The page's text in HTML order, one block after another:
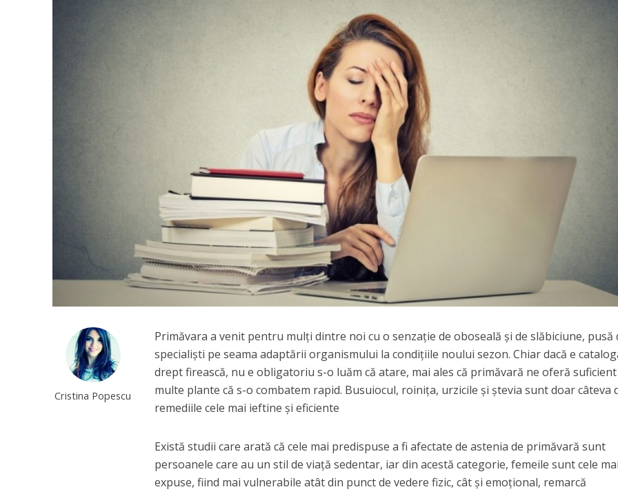
Cristina Popescu
Primăvara a venit pentru mulţi dintre noi cu o senzaţie de oboseală şi de slăbiciune, pusă
specialişti pe seama adaptării organismului la condiţiile noului sezon. Chiar dacă e
drept firească, nu e obligatoriu s-o luăm că atare, mai ales că primăvară ne oferă suficient
multe plante că s-o combatem rapid. Busuiocul, roiniţa, urzicile şi ştevia sunt doar câteva
remediile cele mai ieftine şi eficiente
Există studii care arată că cele mai predispuse a fi afectate de astenia de primăvară sunt
persoanele care au un stil de viaţă sedentar, iar din acestă categorie, femeile sunt cele mai
expuse, fiind mai vulnerabile atât din punct de vedere fizic, cât şi emoţional, remarcă